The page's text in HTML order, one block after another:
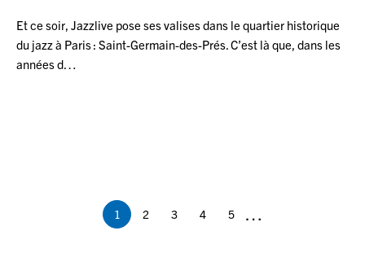
Et ce soir, Jazzlive pose ses valises dans le quartier historique
du jazz à Paris : Saint-Germain-des-Prés. C’est là que, dans les
années d…
Page
courante
1 Page
2 Page
3 Page
4 Page
5 …